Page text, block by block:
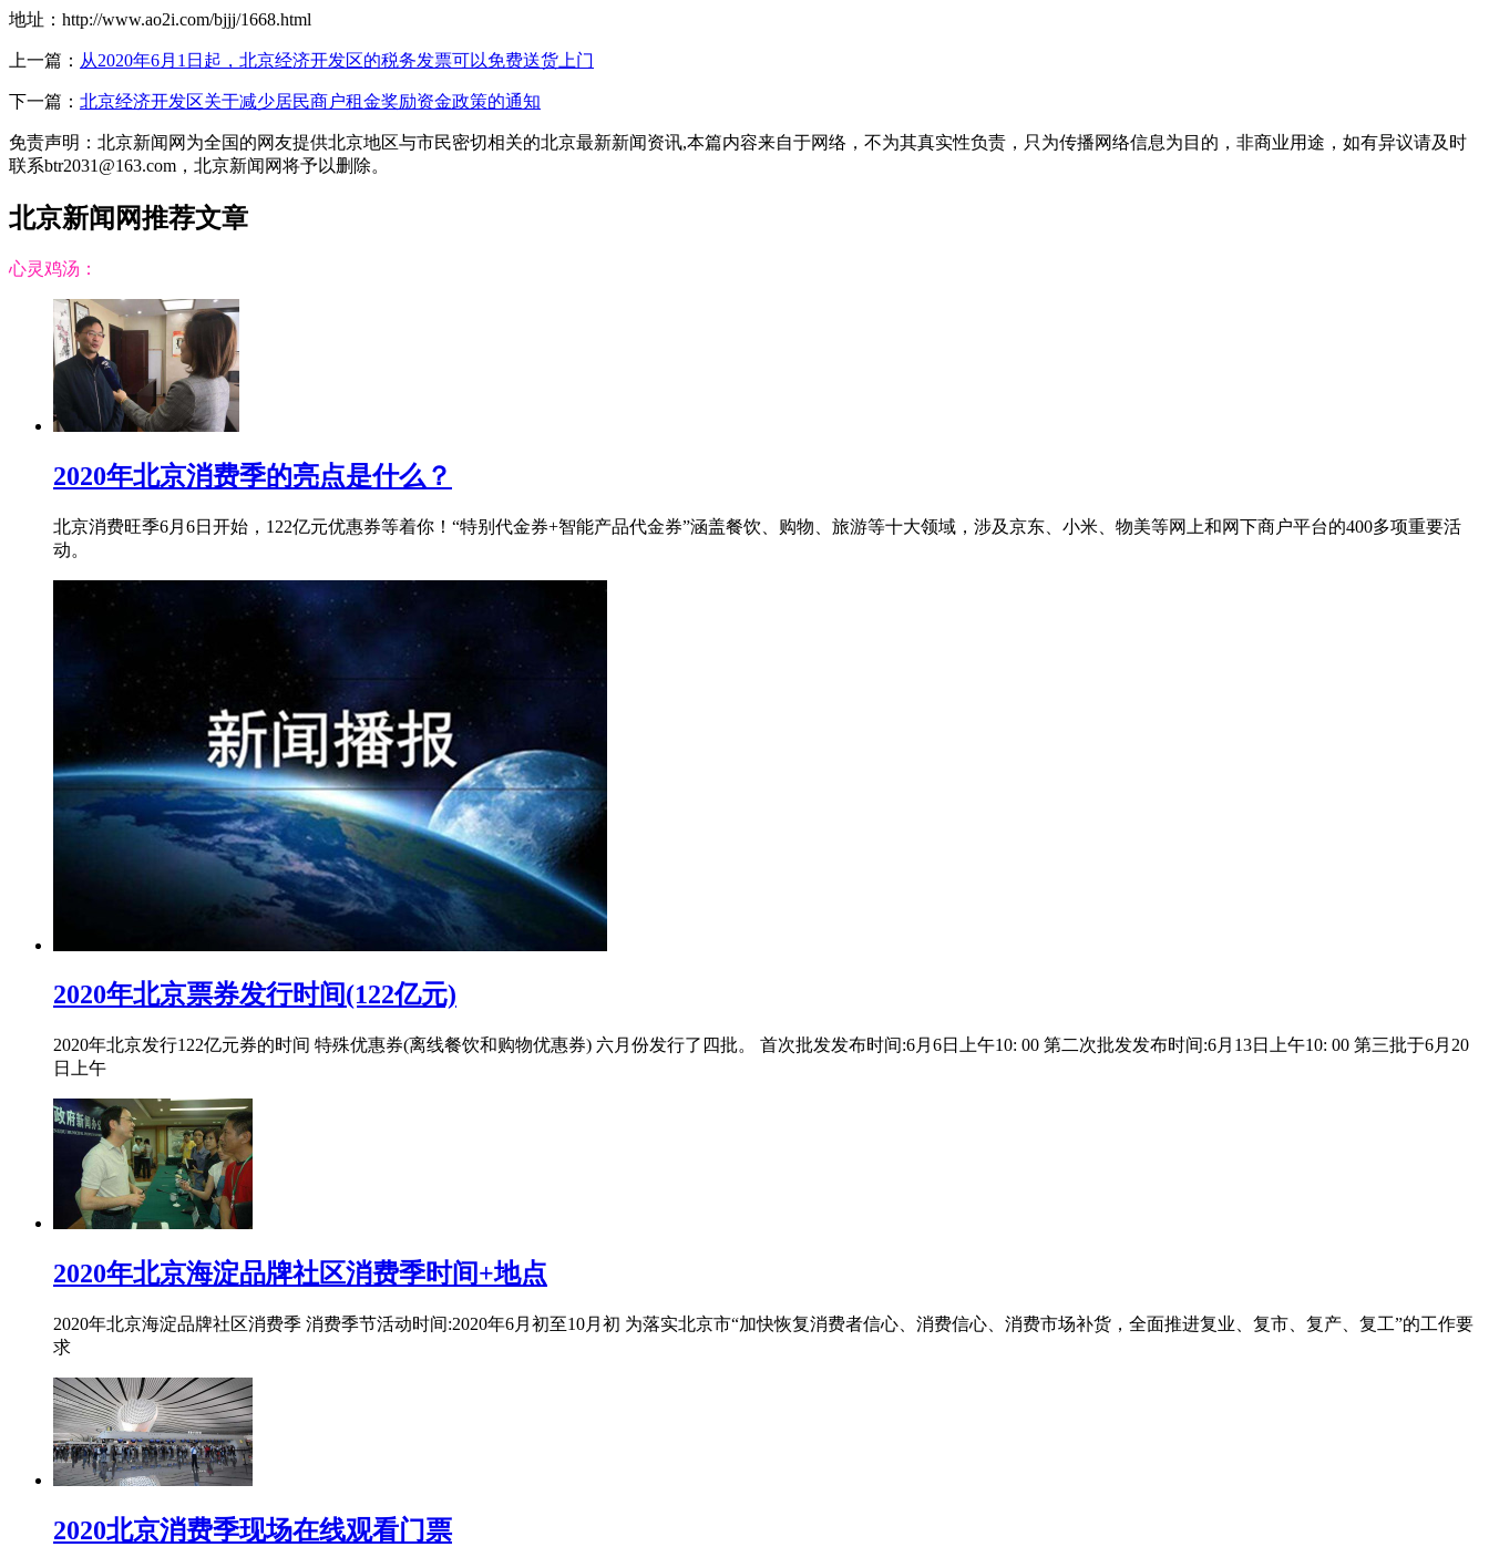
地址：http://www.ao2i.com/bjjj/1668.html
上一篇： 从2020年6月1日起，北京经济开发区的税务发票可以免费送货上门
下一篇： 北京经济开发区关于减少居民商户租金奖励资金政策的通知
免责声明：北京新闻网为全国的网友提供北京地区与市民密切相关的北京最新新闻资讯,本篇内容来自于网络，不为其真实性负责，只为传播网络信息为目的，非商业用途，如有异议请及时
联系btr2031@163.com，北京新闻网将予以删除。
北京新闻网推荐文章
心灵鸡汤：
2020年北京消费季的亮点是什么？
北京消费旺季6月6日开始，122亿元优惠券等着你！“特别代金券+智能产品代金券”涵盖餐饮、购物、旅游等十大领域，涉及京东、小米、物美等网上和网下商户平台的400多项重要活
动。
2020年北京票券发行时间(122亿元)
2020年北京发行122亿元券的时间 特殊优惠券(离线餐饮和购物优惠券) 六月份发行了四批。 首次批发发布时间:6月6日上午10: 00 第二次批发发布时间:6月13日上午10: 00 第三批于6月20
日上午
2020年北京海淀品牌社区消费季时间+地点
2020年北京海淀品牌社区消费季 消费季节活动时间:2020年6月初至10月初 为落实北京市“加快恢复消费者信心、消费信心、消费市场补货，全面推进复业、复市、复产、复工”的工作要
求
2020北京消费季现场在线观看门票